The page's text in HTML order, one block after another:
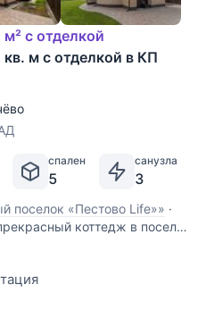
с отделкой
м с отделкой в КП
спален
5
санузла
3
поселок «Пестово Life»» ·
коттедж в поселке
Москвы по скоростному
леса и "Большой воды".
кирпича, отделан снаружи